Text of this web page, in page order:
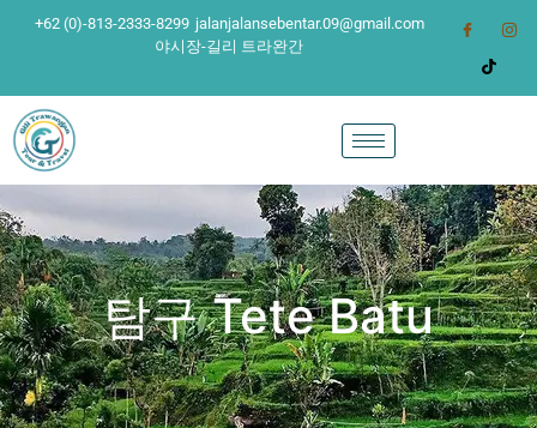
+62 (0)-813-2333-8299 jalanjalansebentar.09@gmail.com
야시장-길리 트라완간
탐구 Tete Batu